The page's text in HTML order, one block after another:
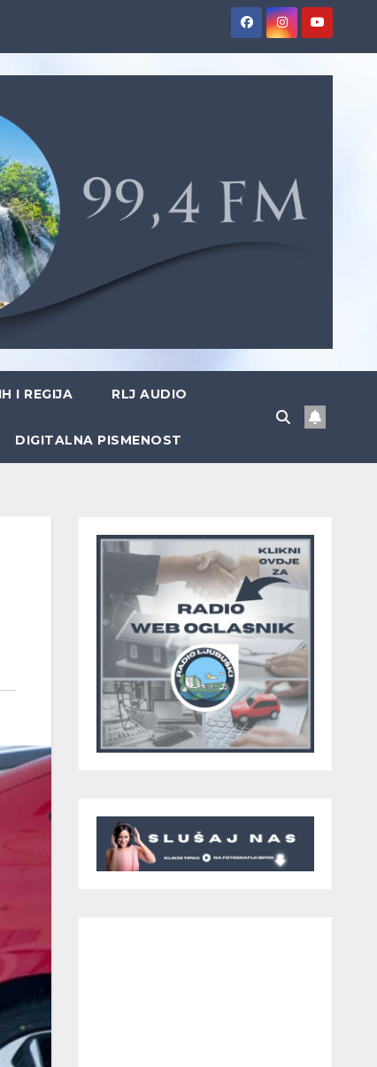
I REGIJA RLJ AUDIO
DIGITALNA PISMENOST